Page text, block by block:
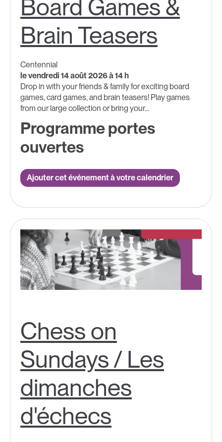
Board Games &
Brain Teasers
Centennial
le vendredi 14 août 2026 à 14 h
Drop in with your friends & family for exciting board
games, card games, and brain teasers! Play games
from our large collection or bring your...
Programme portes
ouvertes
Ajouter cet événement à votre calendrier
Chess on
Sundays / Les
dimanches
d'échecs